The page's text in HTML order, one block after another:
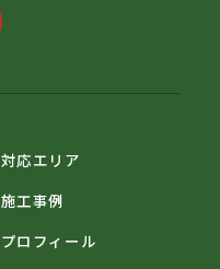
対応エリア
施工事例
プロフィール